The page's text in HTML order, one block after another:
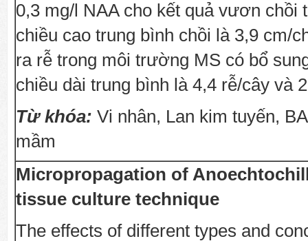
0,3 mg/l NAA cho kết quả vươn chồi
chiều cao trung bình chồi là 3,9 cm/
ra rễ trong môi trường MS có bổ
chiều dài trung bình là 4,4 rễ/cây và
Từ khóa: Vi nhân, Lan kim tuyến,
mầm
Micropropagation of
tissue culture technique
The effects of different types and